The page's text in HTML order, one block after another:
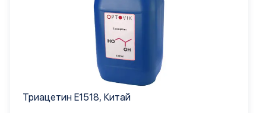
Триацетин E1518, Китай